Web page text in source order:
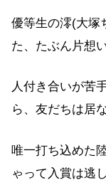
優等生の澪(大塚
た、たぶん片想
人付き合いが苦
ら、友だちは居
唯一打ち込めた
ゃって入賞は逃